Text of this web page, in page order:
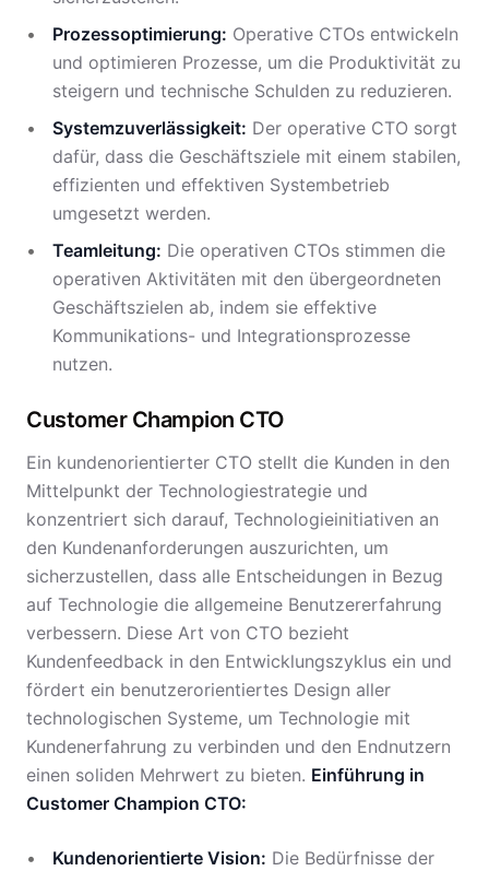
Prozessoptimierung: Operative CTOs entwickeln
und optimieren Prozesse, um die Produktivität zu
steigern und technische Schulden zu reduzieren.
Systemzuverlässigkeit: Der operative CTO sorgt
dafür, dass die Geschäftsziele mit einem stabilen,
effizienten und effektiven Systembetrieb
umgesetzt werden.
Teamleitung: Die operativen CTOs stimmen die
operativen Aktivitäten mit den übergeordneten
Geschäftszielen ab, indem sie effektive
Kommunikations- und Integrationsprozesse
nutzen.
Customer Champion CTO
Ein kundenorientierter CTO stellt die Kunden in den
Mittelpunkt der Technologiestrategie und
konzentriert sich darauf, Technologieinitiativen an
den Kundenanforderungen auszurichten, um
sicherzustellen, dass alle Entscheidungen in Bezug
auf Technologie die allgemeine Benutzererfahrung
verbessern. Diese Art von CTO bezieht
Kundenfeedback in den Entwicklungszyklus ein und
fördert ein benutzerorientiertes Design aller
technologischen Systeme, um Technologie mit
Kundenerfahrung zu verbinden und den Endnutzern
einen soliden Mehrwert zu bieten. Einführung in
Customer Champion CTO:
Kundenorientierte Vision: Die Bedürfnisse der